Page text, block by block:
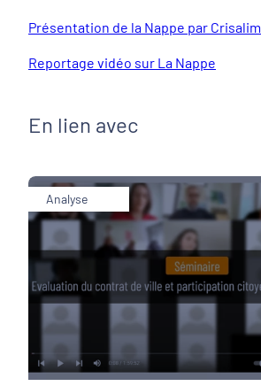
Présentation de la Nappe par Crisalim
Reportage vidéo sur La Nappe
En lien avec
Analyse